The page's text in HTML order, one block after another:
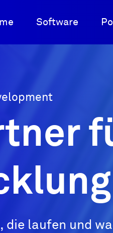
Software
die laufen und